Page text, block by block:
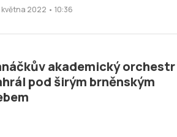
května 2022 • 10:36
akademický orchestr
pod širým brněnským